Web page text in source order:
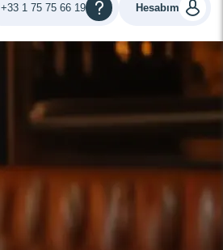
Hesabım
+33 1 75 75 66 19